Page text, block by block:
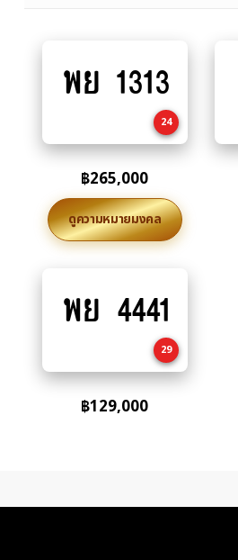
to
พย 1313
24
฿265,000
ดูความหมายมงคล
to
พย 4441
29
฿129,000